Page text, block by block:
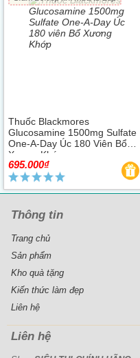
Thuốc Blackmores
Glucosamine 1500mg Sulfate
One-A-Day Úc 180 Viên Bổ
Xương Khớp
695.000₫
Thông tin
Trang chủ
Sản phẩm
Kho quà tặng
Kiến thức làm đẹp
Liên hệ
Liên hệ